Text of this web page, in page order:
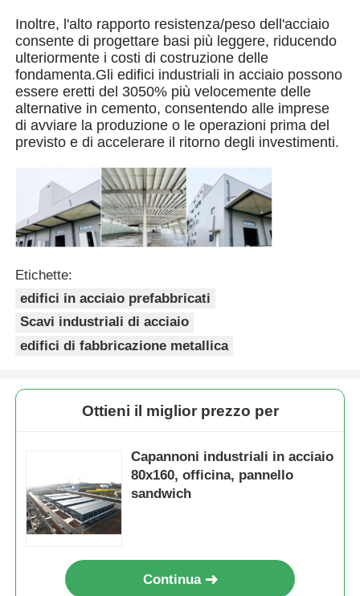
Richiedere un preventivo
Edificio della struttura in acciaio
Laboratorio di strutture in acciaio
magazzino di strutture in acciaio
Scaffale di strutture in acciaio
Struttura d'acciaio pesante
Ponte di struttura in acciaio
Ufficio della struttura in acciaio
Struttura in acciaio a più piani
Inoltre, l'alto rapporto resistenza/peso dell'acciaio
consente di progettare basi più leggere, riducendo
ulteriormente i costi di costruzione delle
fondamenta.Gli edifici industriali in acciaio possono
essere eretti del 30­50% più velocemente delle
alternative in cemento, consentendo alle imprese
di avviare la produzione o le operazioni prima del
previsto e di accelerare il ritorno degli investimenti.
Etichette:
edifici in acciaio prefabbricati
Scavi industriali di acciaio
edifici di fabbricazione metallica
Ottieni il miglior prezzo per
Capannoni industriali in acciaio
80x160, officina, pannello
sandwich
Continua